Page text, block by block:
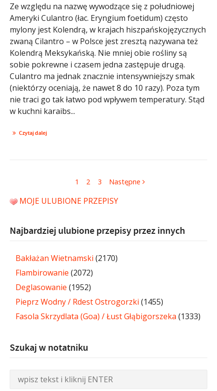
Ze względu na nazwę wywodzące się z południowej
Ameryki Culantro (łac. Eryngium foetidum) często
mylony jest Kolendrą, w krajach hiszpańskojęzycznych
zwaną Cilantro – w Polsce jest zresztą nazywana też
Kolendrą Meksykańską. Nie mniej obie rośliny są
sobie pokrewne i czasem jedna zastępuje drugą.
Culantro ma jednak znacznie intensywniejszy smak
(niektórzy oceniają, że nawet 8 do 10 razy). Poza tym
nie traci go tak łatwo pod wpływem temperatury. Stąd
w kuchni karaibs...
Czytaj dalej
1 2 3 Następne
MOJE ULUBIONE PRZEPISY
Najbardziej ulubione przepisy przez innych
Bakłażan Wietnamski (2170)
Flambirowanie (2072)
Deglasowanie (1952)
Pieprz Wodny / Rdest Ostrogorzki (1455)
Fasola Skrzydlata (Goa) / Łust Głąbigorszeka (1333)
Szukaj w notatniku